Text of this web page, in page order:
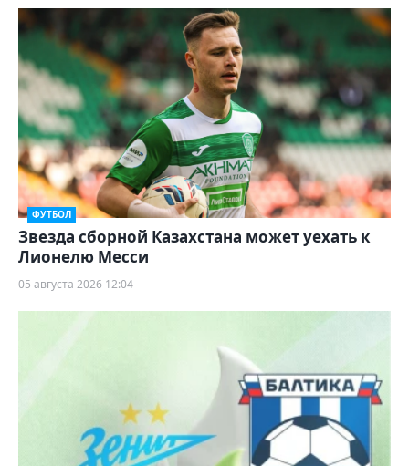
ФУТБОЛ
Звезда сборной Казахстана может уехать к
Лионелю Месси
05 августа 2026 12:04